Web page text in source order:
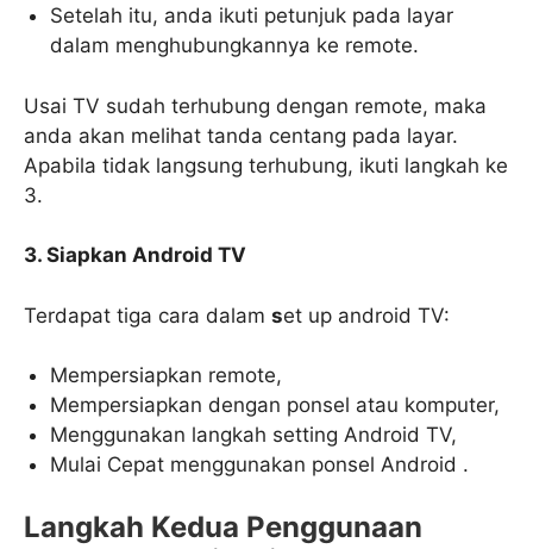
Setelah itu, anda ikuti petunjuk pada layar
dalam menghubungkannya ke remote.
Usai TV sudah terhubung dengan remote, maka
anda akan melihat tanda centang pada layar.
Apabila tidak langsung terhubung, ikuti langkah ke
3.
3. Siapkan Android TV
Terdapat tiga cara dalam set up android TV:
Mempersiapkan remote,
Mempersiapkan dengan ponsel atau komputer,
Menggunakan langkah setting Android TV,
Mulai Cepat menggunakan ponsel Android .
Langkah Kedua Penggunaan